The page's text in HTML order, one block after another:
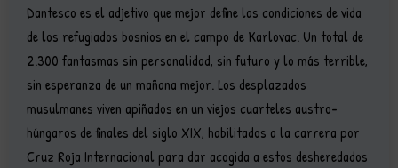
Dantesco es el adjetivo que mejor define las condiciones de vida
de los refugiados bosnios en el campo de Karlovac. Un total de
2.300 fantasmas sin personalidad, sin futuro y lo más terrible,
sin esperanza de un mañana mejor. Los desplazados
musulmanes viven apiñados en un viejos cuarteles austro-
húngaros de finales del siglo XIX, habilitados a la carrera por
Cruz Roja Internacional para dar acogida a estos desheredados